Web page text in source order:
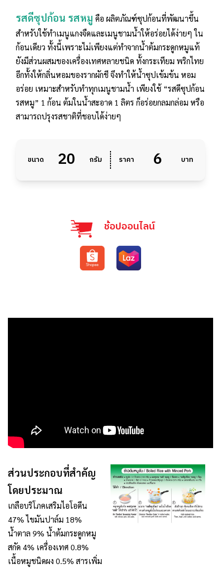
รสดีซุปก้อน รสหมู คือ ผลิตภัณฑ์ซุปก้อนที่พัฒนาขึ้น
สำหรับใช้ทำเมนูแกงจืดและเมนูชามน้ำให้อร่อยได้ง่ายๆ ใน
ก้อนเดียว ทั้งนี้เพราะไม่เพียงแต่ทำจากน้ำต้มกระดูกหมูแท้
ยังมีส่วนผสมของเครื่องเทศหลายชนิด ทั้งกระเทียม พริกไทย
อีกทั้งให้กลิ่นหอมของรากผักชี จึงทำให้น้ำซุปเข้มข้น หอม
อร่อย เหมาะสำหรับทำทุกเมนูชามน้ำ เพียงใช้ “รสดีซุปก้อน
รสหมู” 1 ก้อน ต้มในน้ำสะอาด 1 ลิตร ก็อร่อยกลมกล่อม หรือ
สามารถปรุงรสชาติที่ชอบได้ง่ายๆ
ขนาด 20 กรัม ราคา 6 บาท
ช้อปออนไลน์
ส่วนประกอบที่สำคัญ
โดยประมาณ
เกลือบริโภคเสริมไอโอดีน
47% ไขมันปาล์ม 18%
น้ำตาล 9% น้ำต้มกระดูกหมู
สกัด 4% เครื่องเทศ 0.8%
เนื้อหมูชนิดผง 0.5% สารเพิ่ม